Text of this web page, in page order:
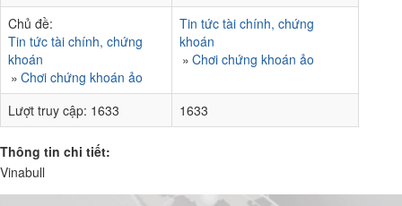
Chủ đề:
Tin tức tài chính, chứng
khoán
Chơi chứng khoán ảo
Tin tức tài chính, chứng
khoán
Chơi chứng khoán ảo
Lượt truy cập: 1633 1633
Thông tin chi tiết:
Vinabull